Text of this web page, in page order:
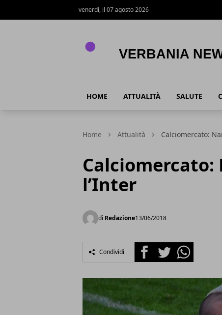
venerdì, il 07 agosto 2026
HOME ATTUALITÀ SALUTE
Home Attualità Calciomercato:
l’Inter
di Redazione13/06/2018
Condividi FacebookTwitterWhatsapp